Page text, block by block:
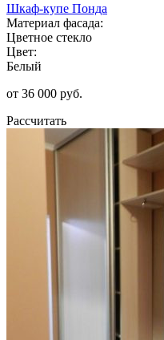
Шкаф-купе Понда
Материал фасада:
Цветное стекло
Цвет:
Белый
от 36 000 руб.
Рассчитать